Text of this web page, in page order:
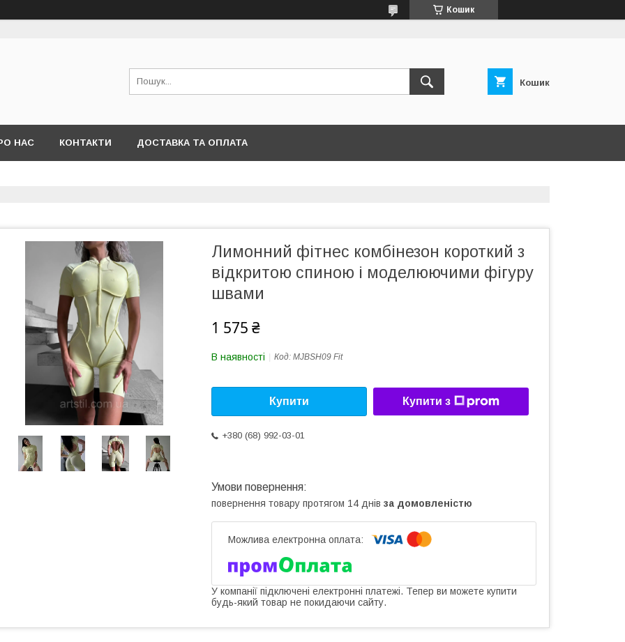
Кошик
Кошик
НАС КОНТАКТИ ДОСТАВКА ТА ОПЛАТА
Лимонний фітнес комбінезон короткий з
відкритою спиною і моделюючими фігуру
швами
1 575 ₴
В наявності Код: MJBSH09 Fit
Купити Купити з
+380 (68) 992-03-01
повернення товару протягом 14 днів за домовленістю
У компанії підключені електронні платежі. Тепер ви можете купити
будь-який товар не покидаючи сайту.